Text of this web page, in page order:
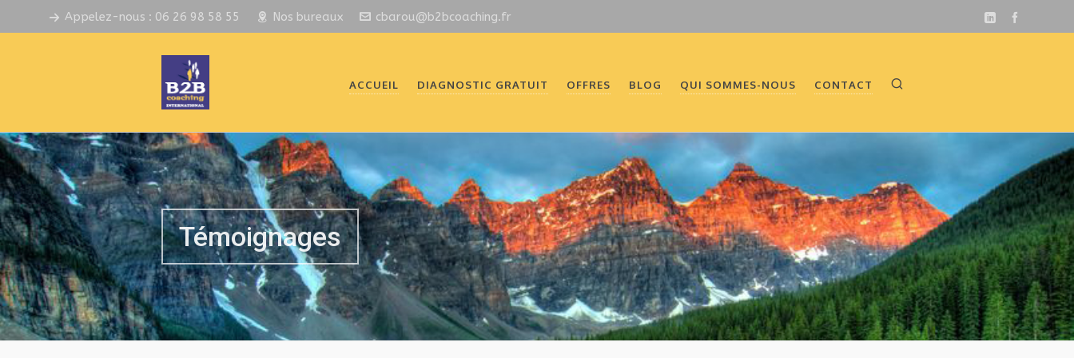
Appelez-nous : 06 26 98 58 55 Nos bureaux cbarou@b2bcoaching.fr
ACCUEIL DIAGNOSTIC GRATUIT OFFRES BLOG QUI SOMMES-NOUS CONTACT
Témoignages